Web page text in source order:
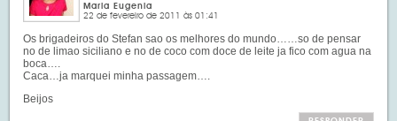
Maria Eugenia
22 de fevereiro de 2011 às 01:41
Os brigadeiros do Stefan sao os melhores do mundo……so de pensar
no de limao siciliano e no de coco com doce de leite ja fico com agua na
boca….
Caca…ja marquei minha passagem….
Beijos